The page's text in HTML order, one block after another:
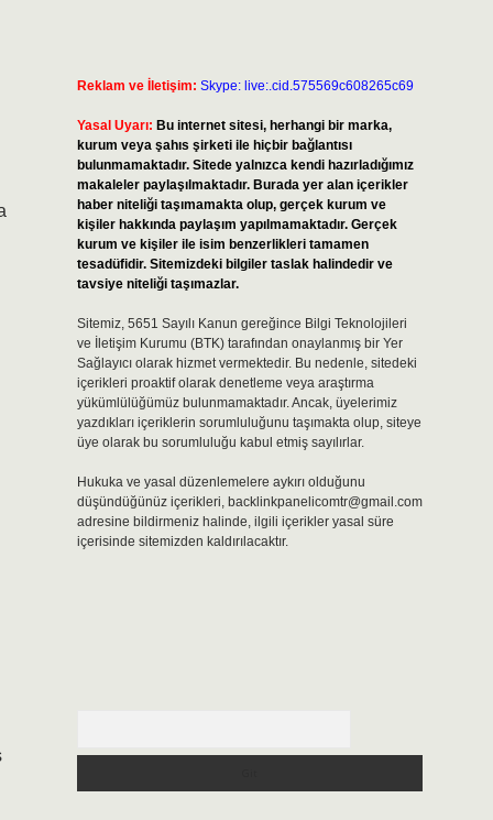
Reklam ve İletişim: Skype: live:.cid.575569c608265c69
Yasal Uyarı: Bu internet sitesi, herhangi bir marka,
kurum veya şahıs şirketi ile hiçbir bağlantısı
bulunmamaktadır. Sitede yalnızca kendi hazırladığımız
makaleler paylaşılmaktadır. Burada yer alan içerikler
haber niteliği taşımamakta olup, gerçek kurum ve
kişiler hakkında paylaşım yapılmamaktadır. Gerçek
kurum ve kişiler ile isim benzerlikleri tamamen
tesadüfidir. Sitemizdeki bilgiler taslak halindedir ve
tavsiye niteliği taşımazlar.
Sitemiz, 5651 Sayılı Kanun gereğince Bilgi Teknolojileri
ve İletişim Kurumu (BTK) tarafından onaylanmış bir Yer
Sağlayıcı olarak hizmet vermektedir. Bu nedenle, sitedeki
içerikleri proaktif olarak denetleme veya araştırma
yükümlülüğümüz bulunmamaktadır. Ancak, üyelerimiz
yazdıkları içeriklerin sorumluluğunu taşımakta olup, siteye
üye olarak bu sorumluluğu kabul etmiş sayılırlar.
Hukuka ve yasal düzenlemelere aykırı olduğunu
düşündüğünüz içerikleri, backlinkpanelicomtr@gmail.com
adresine bildirmeniz halinde, ilgili içerikler yasal süre
içerisinde sitemizden kaldırılacaktır.